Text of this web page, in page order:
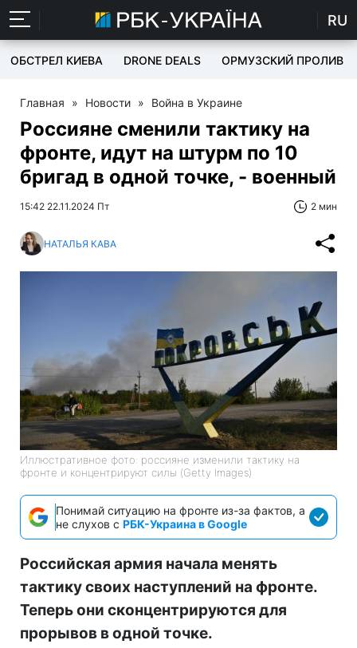
RU
ОБСТРЕЛ КИЕВА DRONE DEALS ОРМУЗСКИЙ ПРОЛИВ
Главная » Новости » Война в Украине
Россияне сменили тактику на
фронте, идут на штурм по 10
бригад в одной точке, - военный
15:42 22.11.2024 Пт 2 мин
НАТАЛЬЯ КАВА
Иллюстративное фото: россияне изменили тактику на
фронте и концентрируют силы (Getty Images)
Понимай ситуацию на фронте из-за фактов, а
не слухов с РБК-Украина в Google
Российская армия начала менять
тактику своих наступлений на фронте.
Теперь они сконцентрируются для
прорывов в одной точке.